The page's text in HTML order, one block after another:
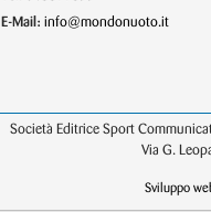
E-Mail: info@mondonuoto.it
Società Editrice Sport
Via G.
Sviluppo